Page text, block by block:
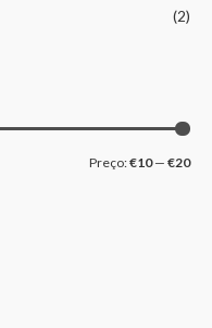
(2)
Preço:€10— €20